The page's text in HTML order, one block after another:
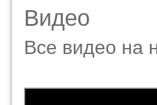
Видео
Все видео на